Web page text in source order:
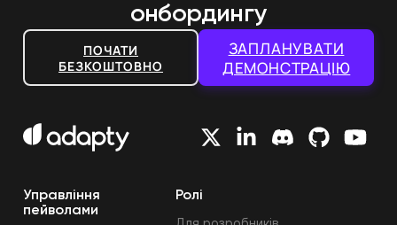
онбордингу
ПОЧАТИ
БЕЗКОШТОВНО
ЗАПЛАНУВАТИ
ДЕМОНСТРАЦІЮ
Управління
пейволами
Ролі